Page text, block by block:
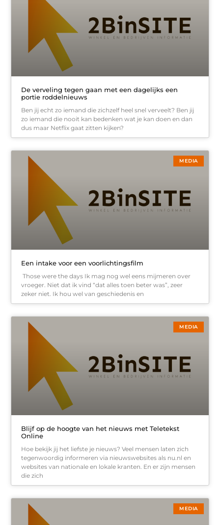
De verveling tegen gaan met een dagelijks een
portie roddelnieuws
Ben jij echt zo iemand die zichzelf heel snel verveelt? Ben jij
zo iemand die nooit kan bedenken wat je kan doen en dan
dus maar Netflix gaat zitten kijken?
MEDIA
Een intake voor een voorlichtingsfilm
Those were the days Ik mag nog wel eens mijmeren over
vroeger. Niet dat ik vind “dat alles toen beter was”, zeer
zeker niet. Ik hou wel van geschiedenis en
MEDIA
Blijf op de hoogte van het nieuws met Teletekst
Online
Hoe bekijk jij het liefste je nieuws? Veel mensen laten zich
tegenwoordig informeren via nieuwswebsites als nu.nl en
websites van nationale en lokale kranten. En er zijn mensen
die zich
MEDIA